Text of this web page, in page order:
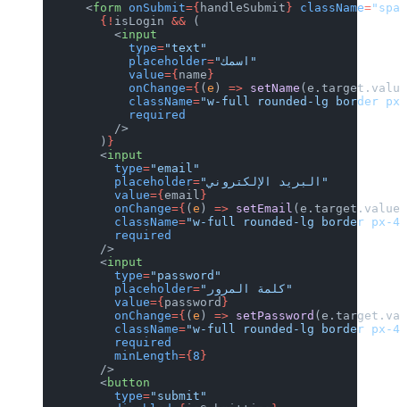
      <
form onSubmit={handleSubmit className=
        {!
isLogin &&
(
          <
input
            type
="text"
            placeholder
=
            value
={name
            onChange
={ ( e ) => setName
            className
="w-full rounded-lg border
            required
          />
        )
        <
input
          type
="email"
          placeholder
=
          value
={email
          onChange
={ ( e ) => setEmail
          className
="w-full rounded-lg border
          required
        />
        <
input
          type
= "password"
          placeholder
=
          value
={password
          onChange
={ ( e ) => setPassword
          className
="w-full rounded-lg border
          required
          minLength
={ 8
        />
        <
button
          type
= "submit"